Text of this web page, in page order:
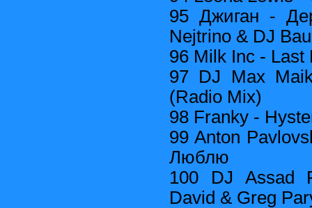
95 Джиган -
Nejtrino & DJ
96 Milk Inc - Last
97 DJ Max
(Radio Mix)
98 Franky -
99 Anton
Люблю
100 DJ Assad
David & Greg